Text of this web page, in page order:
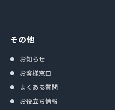
その他
お知らせ
お客様窓口
よくある質問
お役立ち情報